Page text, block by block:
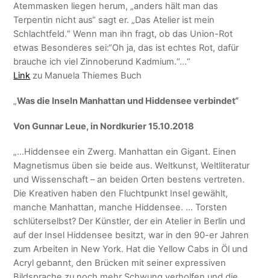
Atemmasken liegen herum, „anders hält man das
Terpentin nicht aus“ sagt er. „Das Atelier ist mein
Schlachtfeld.“ Wenn man ihn fragt, ob das Union-Rot
etwas Besonderes sei:“Oh ja, das ist echtes Rot, dafür
brauche ich viel Zinnoberund Kadmium.“…“
Link zu Manuela Thiemes Buch
„Was die Inseln Manhattan und Hiddensee verbindet“
Von Gunnar Leue, in Nordkurier 15.10.2018
„…Hiddensee ein Zwerg. Manhattan ein Gigant. Einen
Magnetismus üben sie beide aus. Weltkunst, Weltliteratur
und Wissenschaft – an beiden Orten bestens vertreten.
Die Kreativen haben den Fluchtpunkt Insel gewählt,
manche Manhattan, manche Hiddensee. … Torsten
schlüterselbst? Der Künstler, der ein Atelier in Berlin und
auf der Insel Hiddensee besitzt, war in den 90-er Jahren
zum Arbeiten in New York. Hat die Yellow Cabs in Öl und
Acryl gebannt, den Brücken mit seiner expressiven